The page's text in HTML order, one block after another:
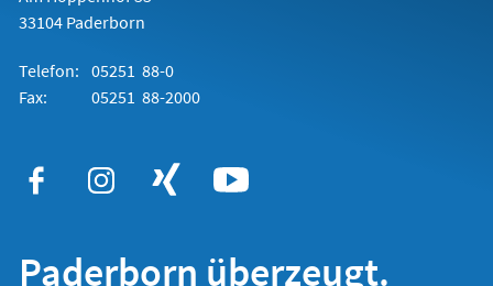
33104 Paderborn
Telefon: 05251 88-0
Fax:
05251 88-2000
Paderborn überzeugt.